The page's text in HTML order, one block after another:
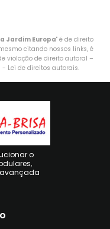
Jardim Europa" é de direito
citando nossos links, é
violação de direito autoral –
- Lei de direitos autorais.
o